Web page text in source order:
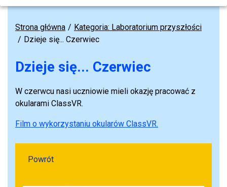
Strona główna
Kategoria: Laboratorium przyszłości
Dzieje się... Czerwiec
Dzieje się... Czerwiec
W czerwcu nasi uczniowie mieli okazję pracować z
okularami ClassVR.
Film o wykorzystaniu okularów ClassVR.
Powrót